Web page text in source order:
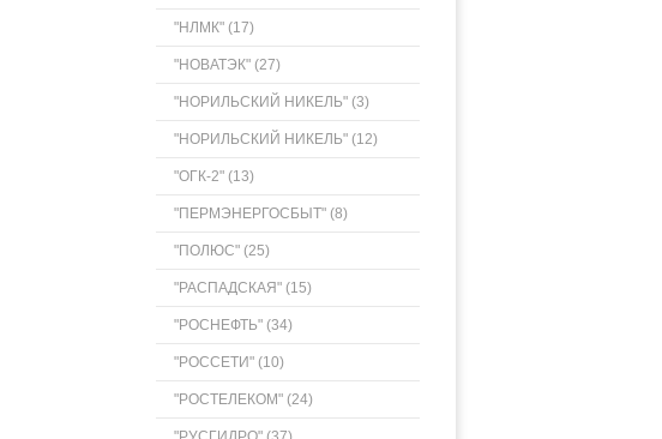
"НЛМК" (17)
"НОВАТЭК" (27)
"НОРИЛЬСКИЙ НИКЕЛЬ" (3)
"НОРИЛЬСКИЙ НИКЕЛЬ" (12)
"ОГК-2" (13)
"ПЕРМЭНЕРГОСБЫТ" (8)
"ПОЛЮС" (25)
"РАСПАДСКАЯ" (15)
"РОСНЕФТЬ" (34)
"РОССЕТИ" (10)
"РОСТЕЛЕКОМ" (24)